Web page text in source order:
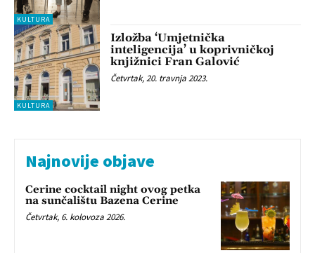
KULTURA
KULTURA
Izložba ‘Umjetnička
inteligencija’ u koprivničkoj
knjižnici Fran Galović
Četvrtak, 20. travnja 2023.
Najnovije objave
Cerine cocktail night ovog petka
na sunčalištu Bazena Cerine
Četvrtak, 6. kolovoza 2026.